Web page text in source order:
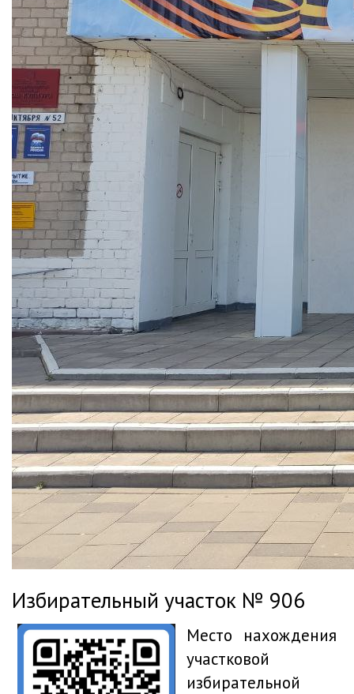
Избирательный участок № 906
Место нахождения
участковой
избирательной